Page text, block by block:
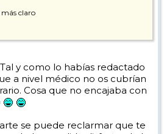
claro
Tal y como lo habías redactado
a nivel médico no os cubrían
Cosa que no encajaba con
se puede reclarmar que te